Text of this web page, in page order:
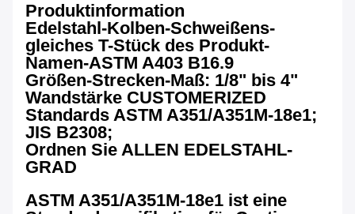
Produktinformation
Edelstahl-Kolben-Schweißens-
gleiches T-Stück des Produkt-
Namen-ASTM A403 B16.9
Größen-Strecken-Maß: 1/8" bis 4"
Wandstärke CUSTOMERIZED
Standards ASTM A351/A351M-18e1;
JIS B2308;
Ordnen Sie ALLEN EDELSTAHL-
GRAD
ASTM A351/A351M-18e1 ist eine